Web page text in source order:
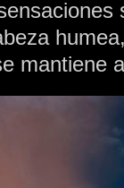
mantiene